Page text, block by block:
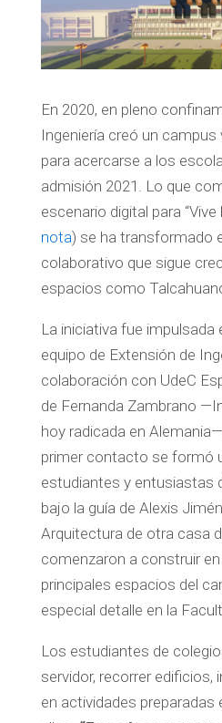
En 2020, en pleno
Ingeniería creó un
para acercarse a los
admisión 2021. Lo que
escenario digital para “Vive
nota) se ha transformado
colaborativo que sigue
espacios como
La iniciativa fue impulsada
equipo de Extensión de
colaboración con UdeC
de Fernanda Zambrano
hoy radicada en
primer contacto se formó
estudiantes y entusiastas
bajo la guía de Alexis
Arquitectura de otra casa
comenzaron a construir
principales espacios del
especial detalle en la
Los estudiantes de
servidor, recorrer edificios,
en actividades preparadas